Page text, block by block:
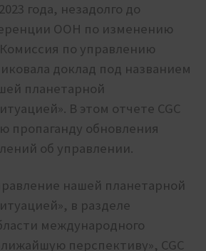
года, незадолго до
ООН по изменению
по управлению
доклад под названием
планетарной
В этом отчете CGC
пропаганду обновления
об управлении.
нашей планетарной
в разделе
международного
перспективу», CGC